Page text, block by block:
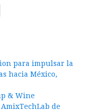
para impulsar la
hacia México,
& Wine
de